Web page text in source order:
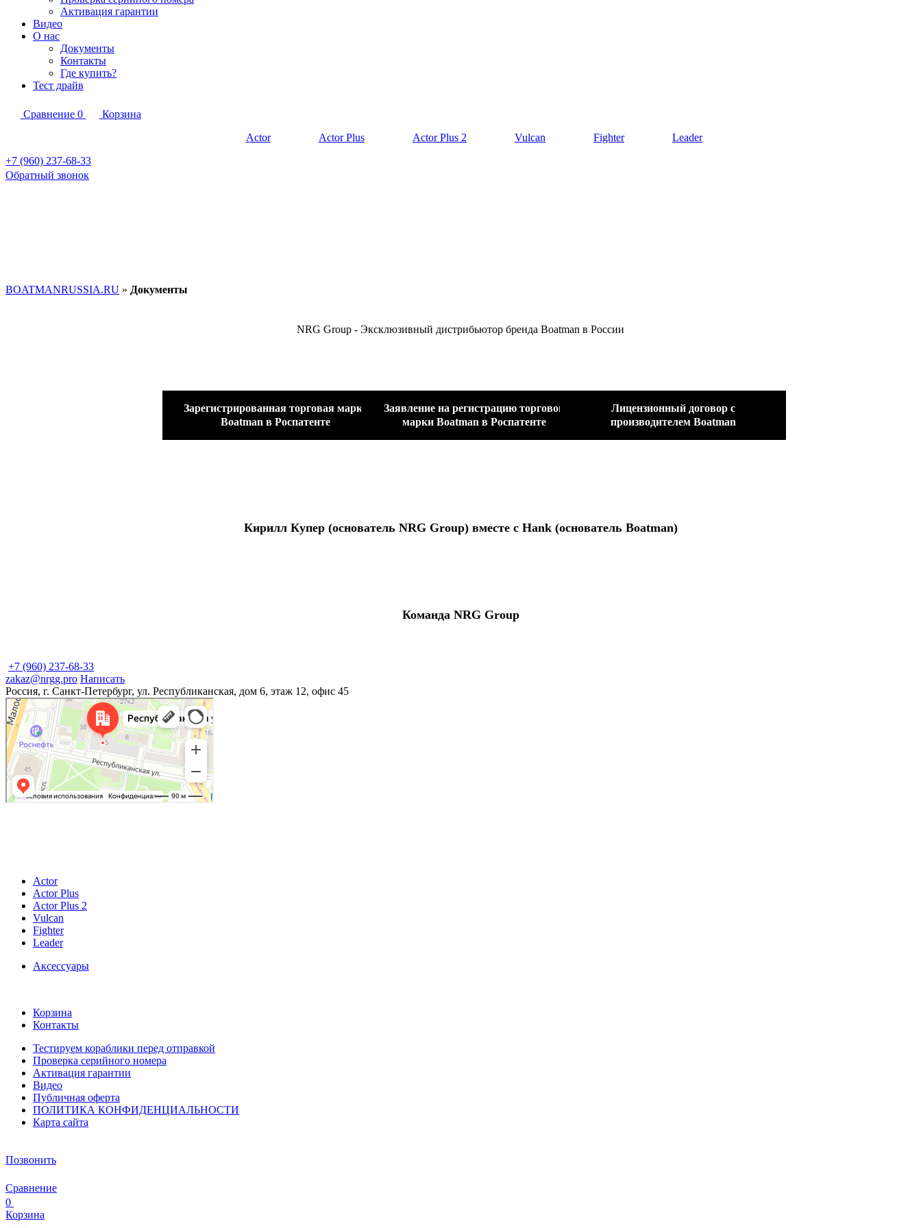
Активация гарантии
Видео
О нас
Документы
Контакты
Где купить?
Тест драйв
Сравнение 0
Корзина
Actor
Actor Plus Actor Plus 2 Vulcan Fighter
Leader
+7 (960) 237-68-33
Обратный звонок
BOATMANRUSSIA.RU » Документы
NRG Group - Эксклюзивный дистрибьютор бренда Boatman в России
Зарегистрированная торговая марка
Boatman в Роспатенте
Заявление на регистрацию торговой
марки Boatman в Роспатенте
Лицензионный договор с
производителем Boatman
Кирилл Купер (основатель NRG Group) вместе с Hank (основатель Boatman)
Команда NRG Group
+7 (960) 237-68-33
zakaz@nrgg.pro Написать
Россия, г. Санкт-Петербург, ул. Республиканская, дом 6, этаж 12, офис 45
Actor
Actor Plus
Actor Plus 2
Vulcan
Fighter
Leader
Аксессуары
Корзина
Контакты
Тестируем кораблики перед отправкой
Проверка серийного номера
Активация гарантии
Видео
Публичная оферта
ПОЛИТИКА КОНФИДЕНЦИАЛЬНОСТИ
Карта сайта
Позвонить
Сравнение
0
Корзина